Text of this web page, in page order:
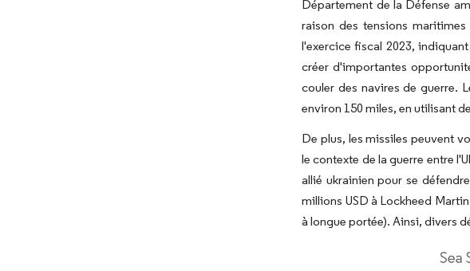
Département de la Défense
raison des tensions
l'exercice fiscal 2023,
créer d'importantes
couler des navires de guerre.
environ 150 miles, en utilisant
De plus, les missiles peuvent
le contexte de la guerre entre
allié ukrainien pour se
millions USD à Lockheed
à longue portée). Ainsi, divers